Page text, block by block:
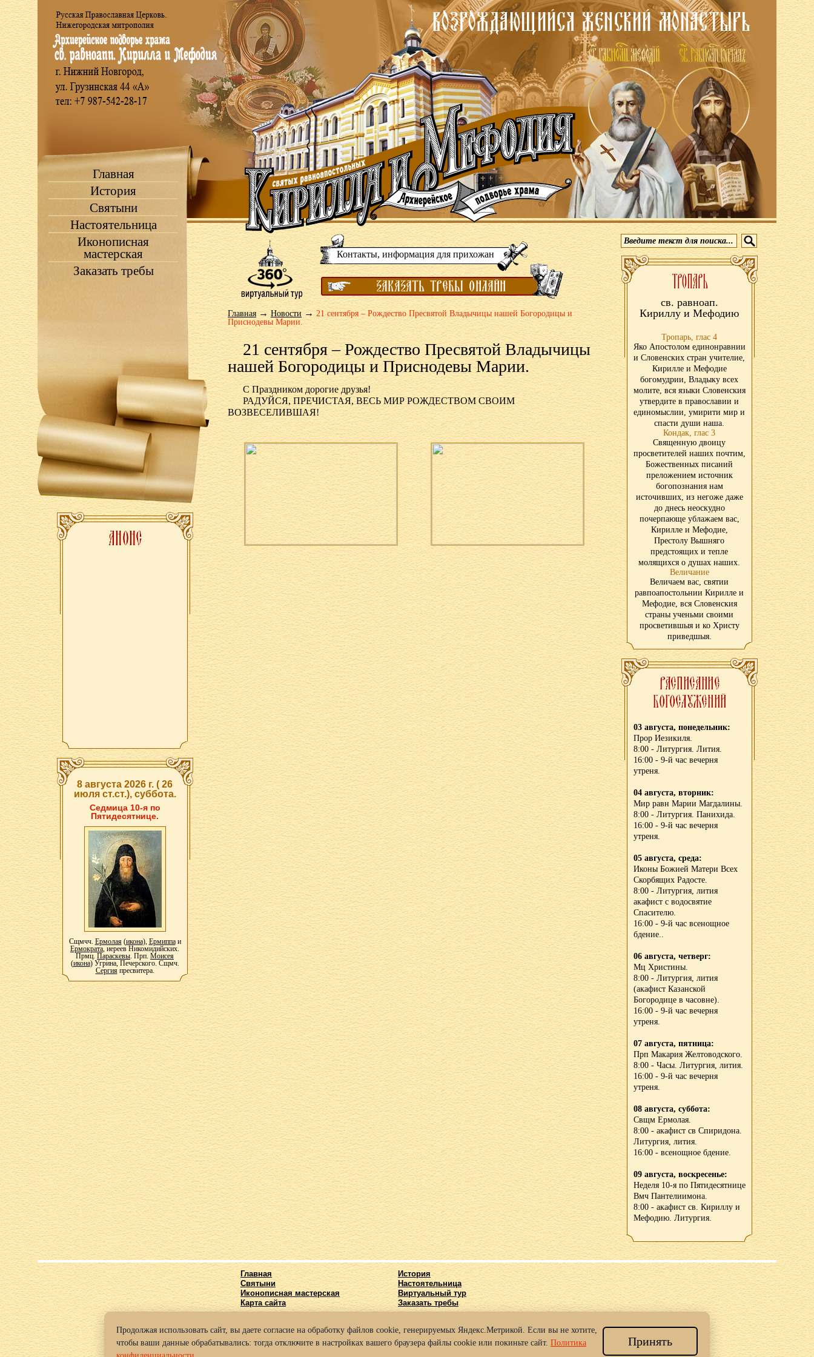
Главная
История
Святыни
Настоятельница
Иконописная
мастерская
Заказать требы
8 августа 2026 г. ( 26
июля ст.ст.), суббота.
Седмица 10-я по
Пятидесятнице.
Сщмчч. Ермолая(икона), Ермиппаи
Ермократа, иереев Никомидийских.
Прмц. Параскевы. Прп. Моисея
(икона) Угрина, Печерского. Сщмч.
Сергияпресвитера.
Контакты, информация для прихожан
Главная→Новости→21 сентября – Рождество Пресвятой Владычицы нашей Богородицы и
Приснодевы Марии.
21 сентября – Рождество Пресвятой Владычицы
нашей Богородицы и Приснодевы Марии.
С Праздником дорогие друзья!
РАДУЙСЯ, ПРЕЧИСТАЯ, ВЕСЬ МИР РОЖДЕСТВОМ СВОИМ
ВОЗВЕСЕЛИВШАЯ!
св. равноап.
Кириллу и Мефодию
Тропарь, глас 4
Яко Апостолом единонравнии
и Словенских стран учителие,
Кирилле и Мефодие
богомудрии, Владыку всех
молите, вся языки Словенския
утвердите в православии и
единомыслии, умирити мир и
спасти души наша.
Кондак, глас 3
Священную двоицу
просветителей наших почтим,
Божественных писаний
преложением источник
богопознания нам
источивших, из негоже даже
до днесь неоскудно
почерпающе ублажаем вас,
Кирилле и Мефодие,
Престолу Вышняго
предстоящих и тепле
молящихся о душах наших.
Величание
Величаем вас, святии
равпоапостольнии Кирилле и
Мефодие, вся Словенския
страны ученьми своими
просветившыя и ко Христу
приведшыя.
03 августа, понедельник:
Прор Иезикиля.
8:00 - Литургия. Лития.
16:00 - 9-й час вечерня
утреня.
04 августа, вторник:
Мир равн Марии Магдалины.
8:00 - Литургия. Панихида.
16:00 - 9-й час вечерня
утреня.
05 августа, среда:
Иконы Божией Матери Всех
Скорбящих Радосте.
8:00 - Литургия, лития
акафист с водосвятие
Спасителю.
16:00 - 9-й час всенощное
бдение..
06 августа, четверг:
Мц Христины.
8:00 - Литургия, лития
(акафист Казанской
Богородице в часовне).
16:00 - 9-й час вечерня
утреня.
07 августа, пятница:
Прп Макария Желтоводского.
8:00 - Часы. Литургия, лития.
16:00 - 9-й час вечерня
утреня.
08 августа, суббота:
Свщм Ермолая.
8:00 - акафист св Спиридона.
Литургия, лития.
16:00 - всенощное бдение.
09 августа, воскресенье:
Неделя 10-я по Пятидесятнице
Вмч Пантелиимона.
8:00 - акафист св. Кириллу и
Мефодию. Литургия.
Главная
История
Святыни
Настоятельница
Иконописная мастерская
Виртуальный тур
Карта сайта
Заказать требы
© 2016-2025 Архиерейское подворье храма во имя Святых Кирилла и Мефодия г. Нижний Новгород.
Политика конфиденциальности
Продолжая использовать сайт, вы даете согласие на обработку файлов cookie, генерируемых Яндекс.Метрикой. Если вы не хотите,
чтобы ваши данные обрабатывались: тогда отключите в настройках вашего браузера файлы cookie или покиньте сайт. Политика
Принять